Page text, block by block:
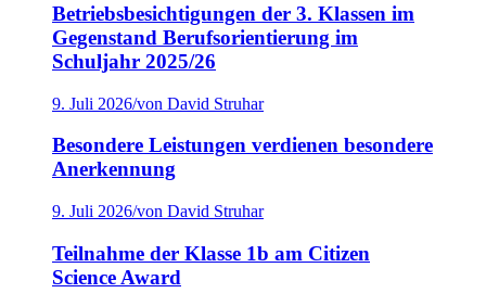
Betriebsbesichtigungen der 3. Klassen im
Gegenstand Berufsorientierung im
Schuljahr 2025/26
9. Juli 2026/von David Struhar
Besondere Leistungen verdienen besondere
Anerkennung
9. Juli 2026/von David Struhar
Teilnahme der Klasse 1b am Citizen
Science Award